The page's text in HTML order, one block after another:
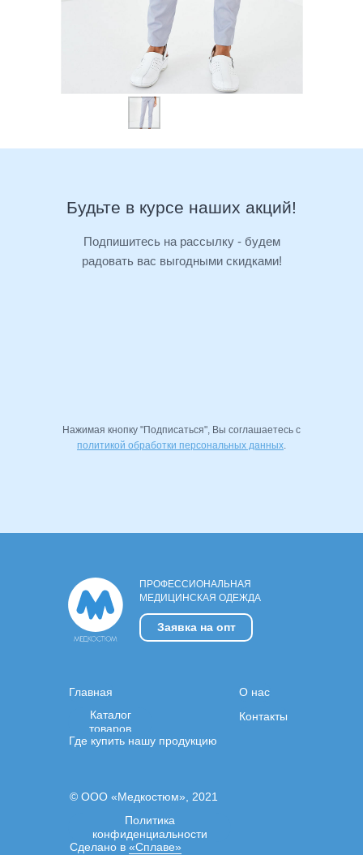
Будьте в курсе наших акций!
Подпишитесь на рассылку - будем
радовать вас выгодными скидками!
Нажимая кнопку "Подписаться", Вы соглашаетесь с
политикой обработки персональных данных.
ПРОФЕССИОНАЛЬНАЯ
МЕДИЦИНСКАЯ ОДЕЖДА
Заявка на опт
Главная
Каталог
товаров
Где купить нашу продукцию
О нас
Контакты
© ООО «Медкостюм», 2021
Политика
конфиденциальности
Сделано в «Сплаве»